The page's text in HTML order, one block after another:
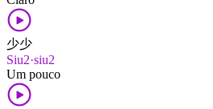
少少
Siu2·siu2
Um pouco